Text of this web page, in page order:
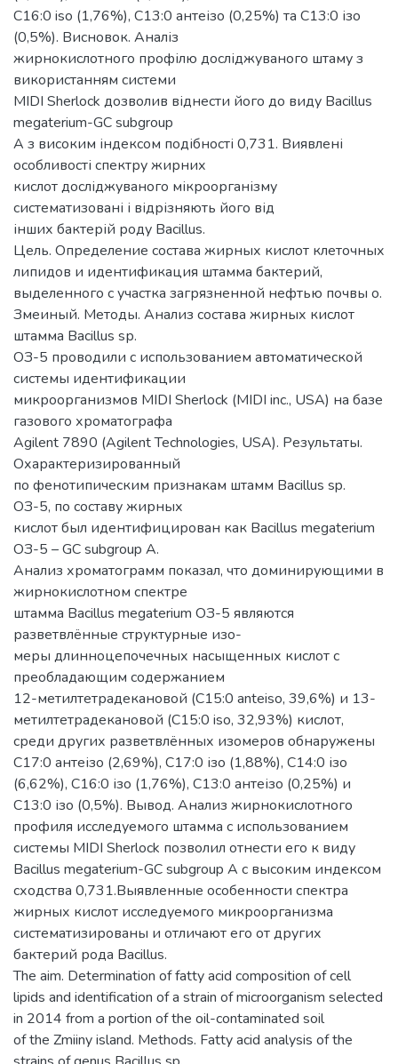
С16:0 iso (1,76%), С13:0 антеізо (0,25%) та С13:0 ізо
(0,5%). Висновок. Аналіз
жирнокислотного профілю досліджуваного штаму з
використанням системи
MIDI Sherlock дозволив віднести його до виду Bacillus
megaterium-GC subgroup
A з високим індексом подібності 0,731. Виявлені
особливості спектру жирних
кислот досліджуваного мікроорганізму
систематизовані і відрізняють його від
інших бактерій роду Bacillus.
Цель. Определение состава жирных кислот клеточных
липидов и идентификация штамма бактерий,
выделенного с участка загрязненной нефтью почвы о.
Змеиный. Методы. Анализ состава жирных кислот
штамма Bacillus sр.
ОЗ-5 проводили с использованием автоматической
системы идентификации
микроорганизмов MIDI Sherlock (MIDI inc., USA) на базе
газового хроматографа
Agilent 7890 (Agilent Technologies, USA). Результаты.
Охарактеризированный
по фенотипическим признакам штамм Bacillus sp.
ОЗ-5, по составу жирных
кислот был идентифицирован как Bacillus megaterium
ОЗ-5 – GC subgroup A.
Анализ хроматограмм показал, что доминирующими в
жирнокислотном спектре
штамма Bacillus megaterium ОЗ-5 являются
разветвлённые структурные изо-
меры длинноцепочечных насыщенных кислот с
преобладающим содержанием
12-метилтетрадекановой (С15:0 anteiso, 39,6%) и 13-
метилтетрадекановой (С15:0 iso, 32,93%) кислот,
среди других разветвлённых изомеров обнаружены
С17:0 антеізо (2,69%), С17:0 ізо (1,88%), С14:0 ізо
(6,62%), С16:0 ізо (1,76%), С13:0 антеізо (0,25%) и
С13:0 ізо (0,5%). Вывод. Анализ жирнокислотного
профиля исследуемого штамма с использованием
системы MIDI Sherlock позволил отнести его к виду
Bacillus megaterium-GC subgroup A с высоким индексом
сходства 0,731.Выявленные особенности спектра
жирных кислот исследуемого микроорганизма
систематизированы и отличают его от других
бактерий рода Bacillus.
The aim. Determination of fatty acid composition of cell
lipids and identification of a strain of microorganism selected
in 2014 from a portion of the oil-contaminated soil
of the Zmiiny island. Methods. Fatty acid analysis of the